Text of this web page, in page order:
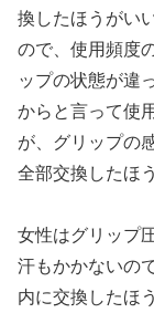
換したほうがい
ので、使用頻度
ップの状態が違
からと言って使
が、グリップの
全部交換したほ
女性はグリップ
汗もかかないの
内に交換したほ